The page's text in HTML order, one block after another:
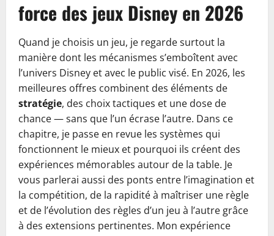
force des jeux Disney en 2026
Quand je choisis un jeu, je regarde surtout la
manière dont les mécanismes s’emboîtent avec
l’univers Disney et avec le public visé. En 2026, les
meilleures offres combinent des éléments de
stratégie, des choix tactiques et une dose de
chance — sans que l’un écrase l’autre. Dans ce
chapitre, je passe en revue les systèmes qui
fonctionnent le mieux et pourquoi ils créent des
expériences mémorables autour de la table. Je
vous parlerai aussi des ponts entre l’imagination et
la compétition, de la rapidité à maîtriser une règle
et de l’évolution des règles d’un jeu à l’autre grâce
à des extensions pertinentes. Mon expérience